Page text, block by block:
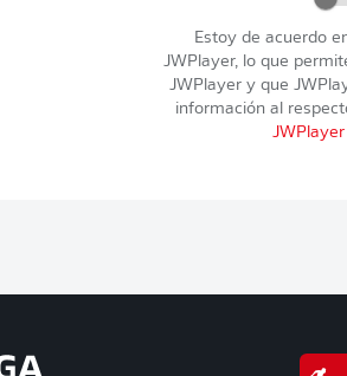
Estoy de acuerdo
JWPlayer, lo que
JWPlayer y que
información al
JWPlayer|